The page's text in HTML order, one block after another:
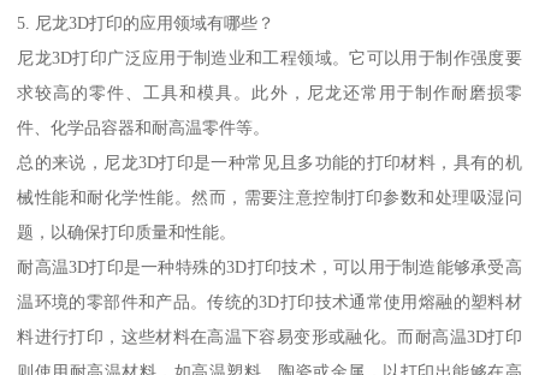
5. 尼龙3D打印的应用领域有哪些？
尼龙3D打印广泛应用于制造业和工程领域。它可以用于制作强度要
求较高的零件、工具和模具。此外，尼龙还常用于制作耐磨损零
件、化学品容器和耐高温零件等。
总的来说，尼龙3D打印是一种常见且多功能的打印材料，具有的机
械性能和耐化学性能。然而，需要注意控制打印参数和处理吸湿问
题，以确保打印质量和性能。
耐高温3D打印是一种特殊的3D打印技术，可以用于制造能够承受高
温环境的零部件和产品。传统的3D打印技术通常使用熔融的塑料材
料进行打印，这些材料在高温下容易变形或融化。而耐高温3D打印